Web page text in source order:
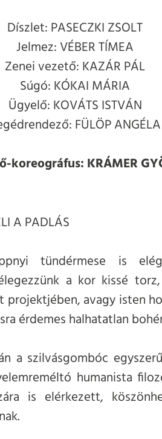
Díszlet: PASECZKI ZSOLT
Jelmez: VÉBER TÍMEA
Zenei vezető: KAZÁR PÁL
Súgó: KÓKAI MÁRIA
Ügyelő: KOVÁTS ISTVÁN
FÜLÖP ANGÉLA
koreográfus: KRÁMER
A PADLÁS
tündérmese is
a kor kissé
projektjében, avagy isten
érdemes halhatatlan
a szilvásgombóc
humanista
is elérkezett,